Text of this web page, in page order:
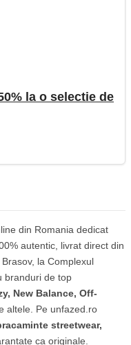
la o selectie de
din Romania dedicat
autentic, livrat direct din
la Complexul
branduri de top
New Balance, Off-
altele. Pe unfazed.ro
streetwear,
ca originale.